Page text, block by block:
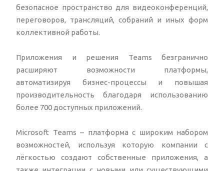
безопасное пространство для видеоконференций,
переговоров, трансляций, собраний и иных форм
коллективной работы.
Приложения и решения Teams безгранично
расширяют возможности платформы,
автоматизируя бизнес-процессы и повышая
производительность благодаря использованию
более 700 доступных приложений.
Microsoft Teams – платформа с широким набором
возможностей, используя которую компании с
лёгкостью создают собственные приложения, а